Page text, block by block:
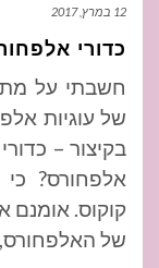
12 במרץ, 2017
כדורי
חשבתי על
של עוגיות
בקיצור –
אלפחורס?
קוקוס. אומנם
של האלפחורס,